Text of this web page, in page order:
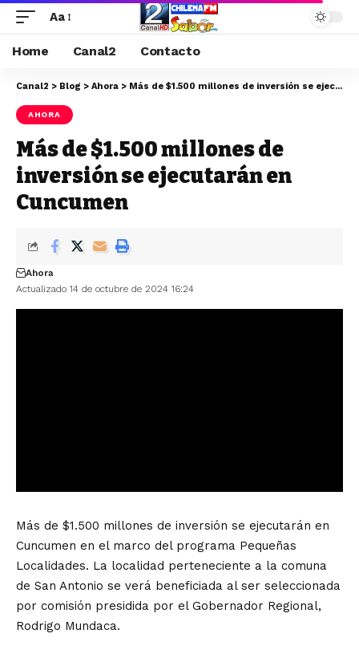
Aa
Home Canal2 Contacto
Canal2 > Blog > Ahora > Más de $1.500 millones de inversión se ejecutarán en Cuncumen
AHORA
Más de $1.500 millones de
inversión se ejecutarán en
Cuncumen
Actualizado 14 de octubre de 2024 16:24
Ahora
Más de $1.500 millones de inversión se ejecutarán en
Cuncumen en el marco del programa Pequeñas
Localidades. La localidad perteneciente a la comuna
de San Antonio se verá beneficiada al ser seleccionada
por comisión presidida por el Gobernador Regional,
Rodrigo Mundaca.